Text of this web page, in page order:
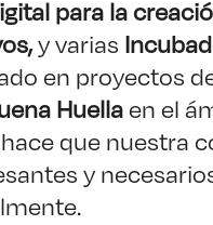
para la
y varias
en proyectos
Huellaen el
hace que nuestra
y